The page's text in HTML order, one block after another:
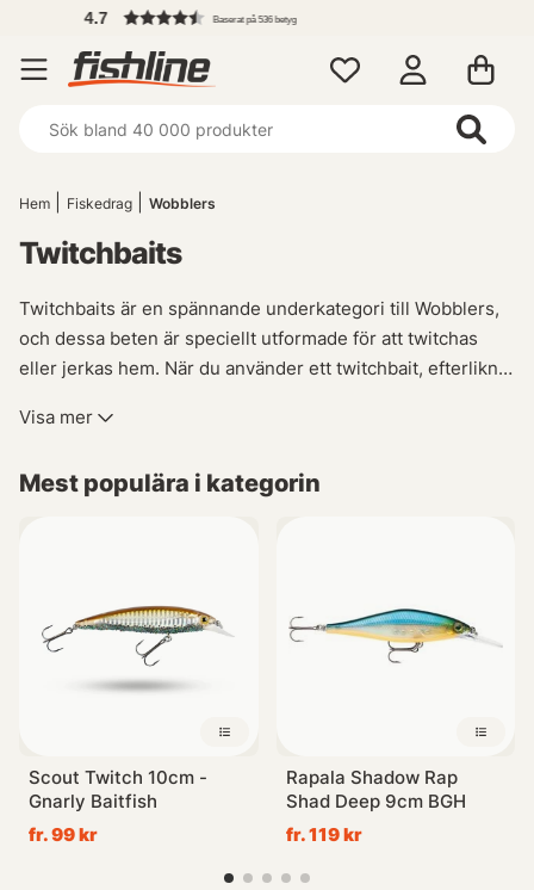
Baserat på 536 betyg
Hem Fiskedrag Wobblers
Twitchbaits
Twitchbaits är en spännande underkategori till Wobblers,
och dessa beten är speciellt utformade för att twitchas
eller jerkas hem. När du använder ett twitchbait, efterliknar
slår hem betet med spöt och endast plockar upp slacklinan
detta ger maximal rörelse åt betet vilket lockar
predatorerna på bästa sätt. Självklart kan de också vevas
in som vanliga wobblers!
Upptäck vårt varierade urval av Twitchbaits här nedanför -
Visa mer
Mest populära i kategorin
Scout Twitch 10cm -
Gnarly Baitfish
fr. 99 kr
Rapala Shadow Rap
Shad Deep 9cm BGH
fr. 119 kr